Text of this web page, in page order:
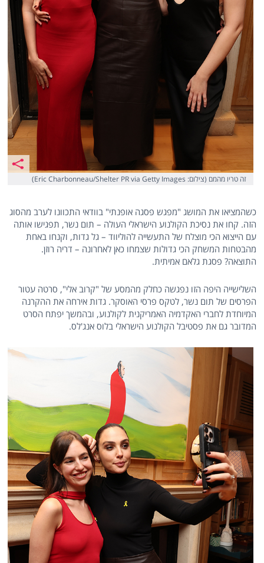
זה טריו מהמם (צילום: Eric Charbonneau/Shelter PR via Getty Images)
כשהמציאו את המושג "מפגש פסגה אופנתי" בוודאי התכוונו לערב מהסוג
הזה. קחו את נסיכת הקולנוע הישראלי העולה – תום נשר, תפגישו אותה
עם הייצוא הכי מוצלח של התעשייה להוליווד – גל גדות, וקנחו באחת
מהבטחות המשחק הכי גדולות שצמחו כאן לאחרונה – דריה רוזן.
התוצאה? פסגת גלאם אמיתית.
השלישייה היפה הזו נפגשה כחלק מהמסע של "קרוב אלי", סרטה עטור
הפרסים של תום נשר, לטקס פרסי האוסקר. גדות אירחה את ההקרנה
המיוחדת לחברי האקדמיה האמריקנית לקולנוע, ובהמשך יפתח הסרט
המדובר גם את פסטיבל הקולנוע הישראלי בלוס אנג'לס.